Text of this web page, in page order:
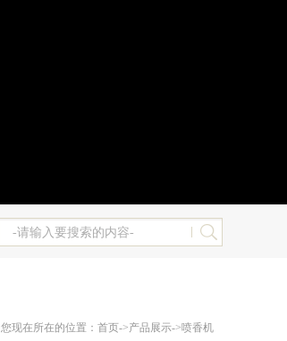
您现在所在的位置： 首页->产品展示->喷香机